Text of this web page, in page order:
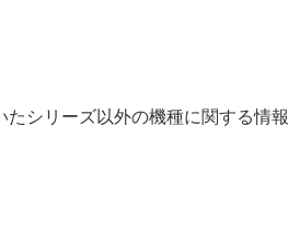
シリーズ以外の機種に関する情